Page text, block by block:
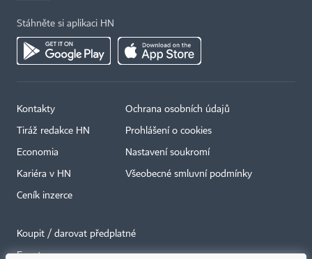
Stáhněte si aplikaci HN
Kontakty
Tiráž redakce HN
Economia
Kariéra v HN
Ceník inzerce
Ochrana osobních údajů
Prohlášení o cookies
Nastavení soukromí
Všeobecné smluvní podmínky
Koupit / darovat předplatné
Eventy